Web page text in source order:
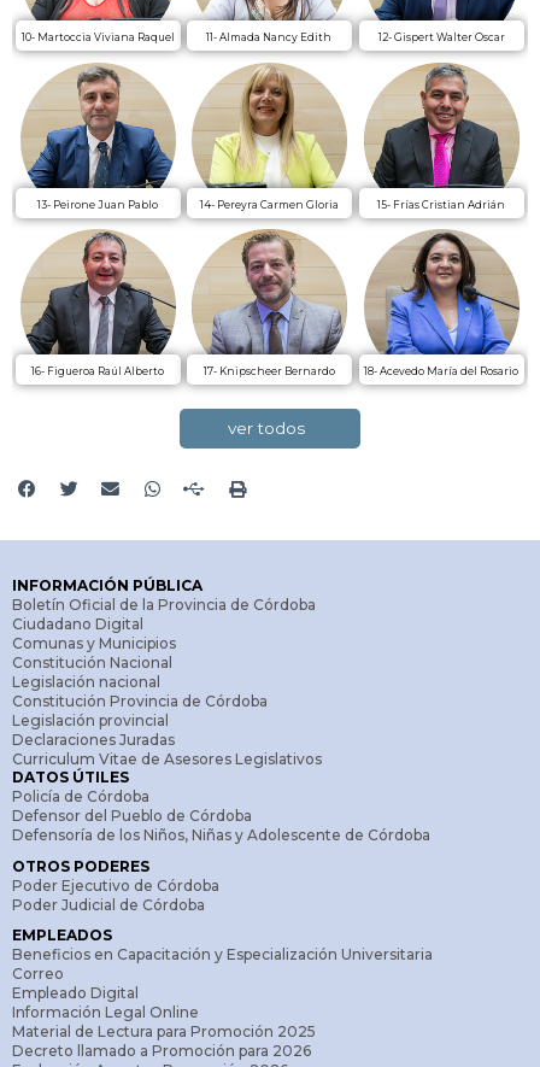
10- Martoccia Viviana Raquel 11- Almada Nancy Edith 12- Gispert Walter Oscar
13- Peirone Juan Pablo 14- Pereyra Carmen Gloria 15- Frías Cristian Adrián
16- Figueroa Raúl Alberto 17- Knipscheer Bernardo 18- Acevedo María del Rosario
ver todos
INFORMACIÓN PÚBLICA
Boletín Oficial de la Provincia de Córdoba
Ciudadano Digital
Comunas y Municipios
Constitución Nacional
Legislación nacional
Constitución Provincia de Córdoba
Legislación provincial
Declaraciones Juradas
Curriculum Vitae de Asesores Legislativos
DATOS ÚTILES
Policía de Córdoba
Defensor del Pueblo de Córdoba
Defensoría de los Niños, Niñas y Adolescente de Córdoba
OTROS PODERES
Poder Ejecutivo de Córdoba
Poder Judicial de Córdoba
EMPLEADOS
Beneficios en Capacitación y Especialización Universitaria
Correo
Empleado Digital
Información Legal Online
Material de Lectura para Promoción 2025
Decreto llamado a Promoción para 2026